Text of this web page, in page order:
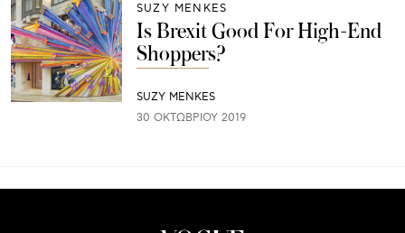
SUZY MENKES
Is Brexit Good For High-End
Shoppers?
SUZY MENKES
30 ΟΚΤΩΒΡΊΟΥ 2019